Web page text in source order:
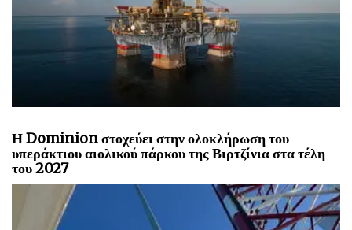
Η Dominion στοχεύει στην ολοκλήρωση του
υπεράκτιου αιολικού πάρκου της Βιρτζίνια στα τέλη
του 2027